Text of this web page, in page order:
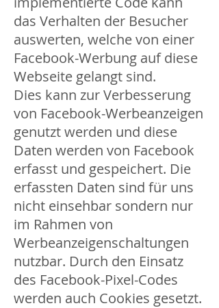
das Verhalten der Besucher
auswerten, welche von einer
Facebook-Werbung auf diese
Webseite gelangt sind.
Dies kann zur Verbesserung
von Facebook-Werbeanzeigen
genutzt werden und diese
Daten werden von Facebook
erfasst und gespeichert. Die
erfassten Daten sind für uns
nicht einsehbar sondern nur
im Rahmen von
Werbeanzeigenschaltungen
nutzbar. Durch den Einsatz
des Facebook-Pixel-Codes
werden auch Cookies gesetzt.